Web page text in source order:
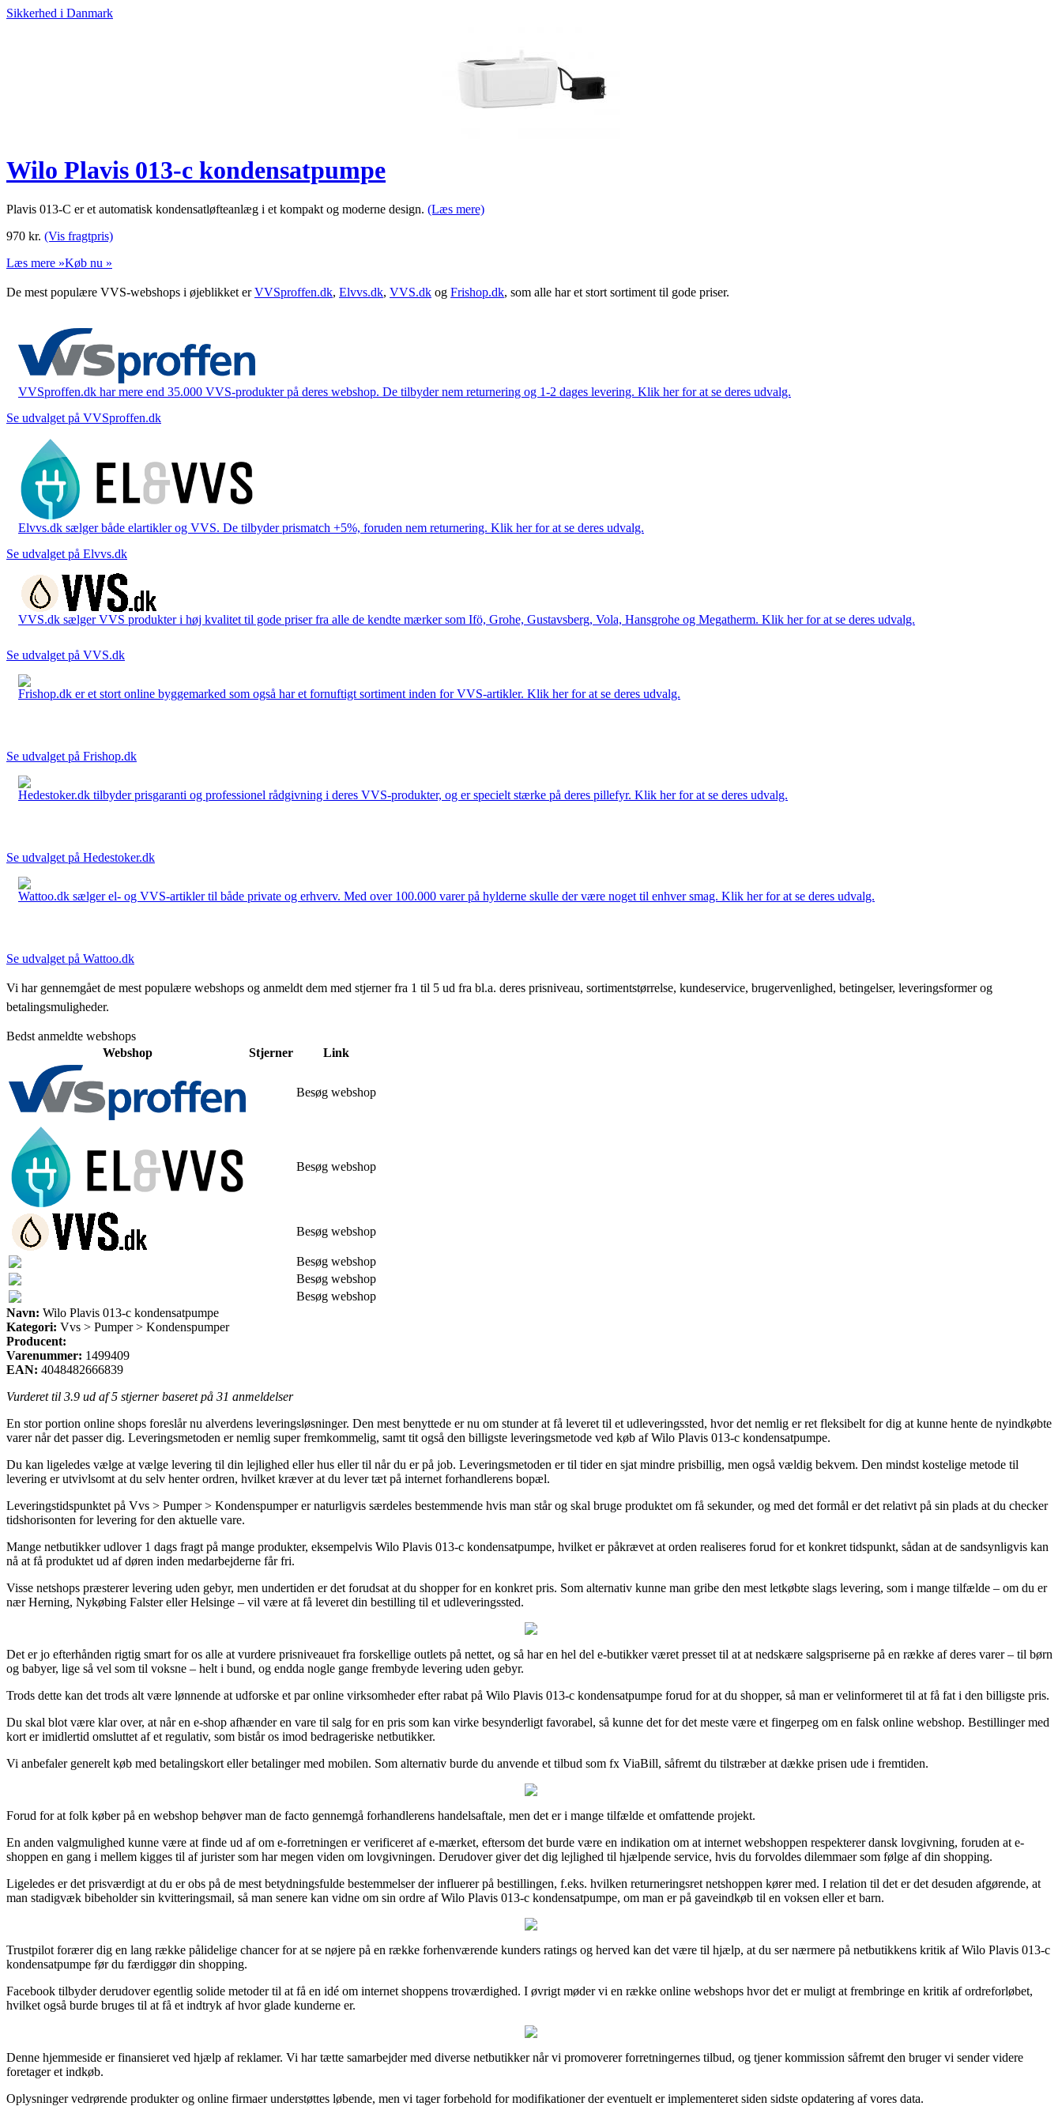
Sikkerhed i Danmark
Wilo Plavis 013-c kondensatpumpe
Plavis 013-C er et automatisk kondensatløfteanlæg i et kompakt og moderne design. (Læs mere)
970 kr. (Vis fragtpris)
Læs mere »Køb nu »
De mest populære VVS-webshops i øjeblikket erVVSproffen.dk, Elvvs.dk, VVS.dk og Frishop.dk, som alle har et stort sortiment til gode priser.
VVSproffen.dk har mere end 35.000 VVS-produkter på deres webshop. De tilbyder nem returnering og 1-2 dages levering. Klik her for at se deres udvalg.
Se udvalget på VVSproffen.dk
Elvvs.dk sælger både elartikler og VVS. De tilbyder prismatch +5%, foruden nem returnering. Klik her for at se deres udvalg.
Se udvalget på Elvvs.dk
VVS.dk sælger VVS produkter i høj kvalitet til gode priser fra alle de kendte mærker som Ifö, Grohe, Gustavsberg, Vola, Hansgrohe og Megatherm. Klik her for at se deres udvalg.
Se udvalget på VVS.dk
Frishop.dk er et stort online byggemarked som også har et fornuftigt sortiment inden for VVS-artikler. Klik her for at se deres udvalg.
Se udvalget på Frishop.dk
Hedestoker.dk tilbyder prisgaranti og professionel rådgivning i deres VVS-produkter, og er specielt stærke på deres pillefyr. Klik her for at se deres udvalg.
Se udvalget på Hedestoker.dk
Wattoo.dk sælger el- og VVS-artikler til både private og erhverv. Med over 100.000 varer på hylderne skulle der være noget til enhver smag. Klik her for at se deres udvalg.
Se udvalget på Wattoo.dk
Vi har gennemgået de mest populære webshops og anmeldt dem med stjerner fra 1 til 5 ud fra bl.a. deres prisniveau, sortimentstørrelse, kundeservice, brugervenlighed, betingelser, leveringsformer og
betalingsmuligheder.
Bedst anmeldte webshops
Webshop
Stjerner Link
Besøg webshop
Besøg webshop
Besøg webshop
Besøg webshop
Besøg webshop
Besøg webshop
Navn: Wilo Plavis 013-c kondensatpumpe
Kategori: Vvs > Pumper > Kondenspumper
Producent:
Varenummer: 1499409
EAN: 4048482666839
Vurderet til 3.9 ud af 5 stjerner baseret på 31 anmeldelser
En stor portion online shops foreslår nu alverdens leveringsløsninger. Den mest benyttede er nu om stunder at få leveret til et udleveringssted, hvor det nemlig er ret fleksibelt for dig at kunne hente de nyindkøbte
varer når det passer dig. Leveringsmetoden er nemlig super fremkommelig, samt tit også den billigste leveringsmetode ved køb af Wilo Plavis 013-c kondensatpumpe.
Du kan ligeledes vælge at vælge levering til din lejlighed eller hus eller til når du er på job. Leveringsmetoden er til tider en sjat mindre prisbillig, men også vældig bekvem. Den mindst kostelige metode til
levering er utvivlsomt at du selv henter ordren, hvilket kræver at du lever tæt på internet forhandlerens bopæl.
Leveringstidspunktet på Vvs > Pumper > Kondenspumper er naturligvis særdeles bestemmende hvis man står og skal bruge produktet om få sekunder, og med det formål er det relativt på sin plads at du checker
tidshorisonten for levering for den aktuelle vare.
Mange netbutikker udlover 1 dags fragt på mange produkter, eksempelvis Wilo Plavis 013-c kondensatpumpe, hvilket er påkrævet at orden realiseres forud for et konkret tidspunkt, sådan at de sandsynligvis kan
nå at få produktet ud af døren inden medarbejderne får fri.
Visse netshops præsterer levering uden gebyr, men undertiden er det forudsat at du shopper for en konkret pris. Som alternativ kunne man gribe den mest letkøbte slags levering, som i mange tilfælde – om du er
nær Herning, Nykøbing Falster eller Helsinge – vil være at få leveret din bestilling til et udleveringssted.
Det er jo efterhånden rigtig smart for os alle at vurdere prisniveauet fra forskellige outlets på nettet, og så har en hel del e-butikker været presset til at at nedskære salgspriserne på en række af deres varer – til børn
og babyer, lige så vel som til voksne – helt i bund, og endda nogle gange frembyde levering uden gebyr.
Trods dette kan det trods alt være lønnende at udforske et par online virksomheder efter rabat på Wilo Plavis 013-c kondensatpumpe forud for at du shopper, så man er velinformeret til at få fat i den billigste pris.
Du skal blot være klar over, at når en e-shop afhænder en vare til salg for en pris som kan virke besynderligt favorabel, så kunne det for det meste være et fingerpeg om en falsk online webshop. Bestillinger med
kort er imidlertid omsluttet af et regulativ, som bistår os imod bedrageriske netbutikker.
Vi anbefaler generelt køb med betalingskort eller betalinger med mobilen. Som alternativ burde du anvende et tilbud som fx ViaBill, såfremt du tilstræber at dække prisen ude i fremtiden.
Forud for at folk køber på en webshop behøver man de facto gennemgå forhandlerens handelsaftale, men det er i mange tilfælde et omfattende projekt.
En anden valgmulighed kunne være at finde ud af om e-forretningen er verificeret af e-mærket, eftersom det burde være en indikation om at internet webshoppen respekterer dansk lovgivning, foruden at e-
shoppen en gang i mellem kigges til af jurister som har megen viden om lovgivningen. Derudover giver det dig lejlighed til hjælpende service, hvis du forvoldes dilemmaer som følge af din shopping.
Ligeledes er det prisværdigt at du er obs på de mest betydningsfulde bestemmelser der influerer på bestillingen, f.eks. hvilken returneringsret netshoppen kører med. I relation til det er det desuden afgørende, at
man stadigvæk bibeholder sin kvitteringsmail, så man senere kan vidne om sin ordre af Wilo Plavis 013-c kondensatpumpe, om man er på gaveindkøb til en voksen eller et barn.
Trustpilot forærer dig en lang række pålidelige chancer for at se nøjere på en række forhenværende kunders ratings og herved kan det være til hjælp, at du ser nærmere på netbutikkens kritik af Wilo Plavis 013-c
kondensatpumpe før du færdiggør din shopping.
Facebook tilbyder derudover egentlig solide metoder til at få en idé om internet shoppens troværdighed. I øvrigt møder vi en række online webshops hvor det er muligt at frembringe en kritik af ordreforløbet,
hvilket også burde bruges til at få et indtryk af hvor glade kunderne er.
Denne hjemmeside er finansieret ved hjælp af reklamer. Vi har tætte samarbejder med diverse netbutikker når vi promoverer forretningernes tilbud, og tjener kommission såfremt den bruger vi sender videre
foretager et indkøb.
Oplysninger vedrørende produkter og online firmaer understøttes løbende, men vi tager forbehold for modifikationer der eventuelt er implementeret siden sidste opdatering af vores data.